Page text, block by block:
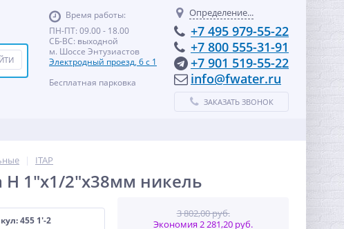
Время работы:
ПН-ПТ: 09.00 - 18.00
СБ-ВС: выходной
м. Шоссе Энтузиастов
Электродный проезд, 6 с 1
Бесплатная парковка
Определение...
+7 495 979-55-22
+7 800 555-31-91
+7 901 519-55-22
info@fwater.ru
ЗАКАЗАТЬ ЗВОНОК
ITAP
Н 1"х1/2"х38мм никель
455 1'-2
3 802,00 руб.
Экономия 2 281,20 руб.